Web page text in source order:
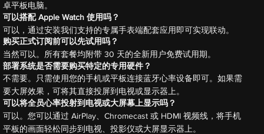
卓平板电脑。
可以搭配 Apple Watch 使用吗？
可以，通过安装我们支持的专属手表端配套应用即可实现联动。
购买正式订阅前可以先试用吗？
当然可以。所有套餐均附带 30 天的全新用户免费试用期。
部署系统是否需要购买特定的专用硬件？
不需要。只需使用您的手机或平板连接蓝牙心率设备即可。如果需
要大屏效果，可将其直接投屏到电视或显示器上。
可以将全员心率投射到电视或大屏幕上显示吗？
可以。您可以通过 AirPlay、Chromecast 或 HDMI 视频线，将手机
平板的画面轻松同步到电视、投影仪或大屏显示器上。